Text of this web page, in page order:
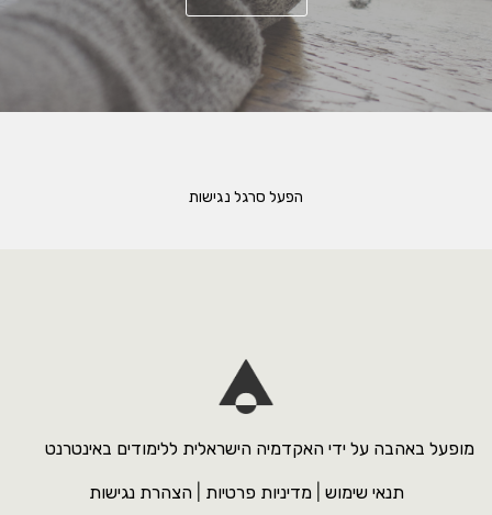
הפעל סרגל נגישות
מופעל באהבה על ידי האקדמיה הישראלית ללימודים באינטרנט
תנאי שימוש |מדיניות פרטיות הצהרת נגישות